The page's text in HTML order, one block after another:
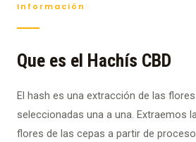
Información
Que es el Hachís CBD
El hash es una extracción de las
seleccionadas una a una. Extraemos
flores de las cepas a partir de